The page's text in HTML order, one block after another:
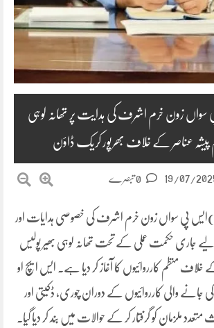
سواں زون خرم اشرف کی ہدایت پر تھانہ لوہی
پیشہ عناصر کے خلاف بھرپور کریک ڈاؤن
19/07/
پی سواں زون خرم اشرف کی خصوصی ہدایات اور
جاری حکمت عملی کے تحت تھانہ لوہی بھیر پولیس
خلاف منظم کارروائیوں کا آغاز کر دیا ہے۔ ایس ایچ او
جانے والی کارروائیوں کے دوران چوری، ڈکیتی اور
ملزمان کو گرفتار کر کے حوالات میں بند کر دیا گیا۔